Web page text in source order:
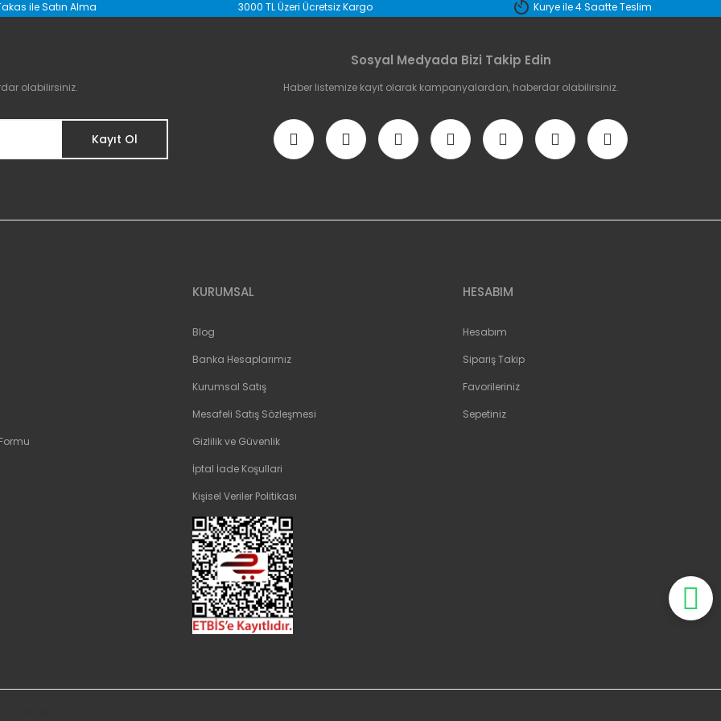
Bu ürüne ilk yorumu siz yapın!
ile Satın Alma 3000 TL Üzeri Ücretsiz Kargo Kurye ile 4 Saatte Teslim
olabilirsiniz.
Kayıt Ol
Sosyal Medyada Bizi Takip Edin
Haber listemize kayıt olarak kampanyalardan, haberdar olabilirsiniz.
KURUMSAL
Blog
Banka Hesaplarımız
Kurumsal Satış
Mesafeli Satış Sözleşmesi
Gizlilik ve Güvenlik
İptal İade Koşullari
Kişisel Veriler Politikası
HESABIM
Hesabım
Sipariş Takip
Favorileriniz
Sepetiniz